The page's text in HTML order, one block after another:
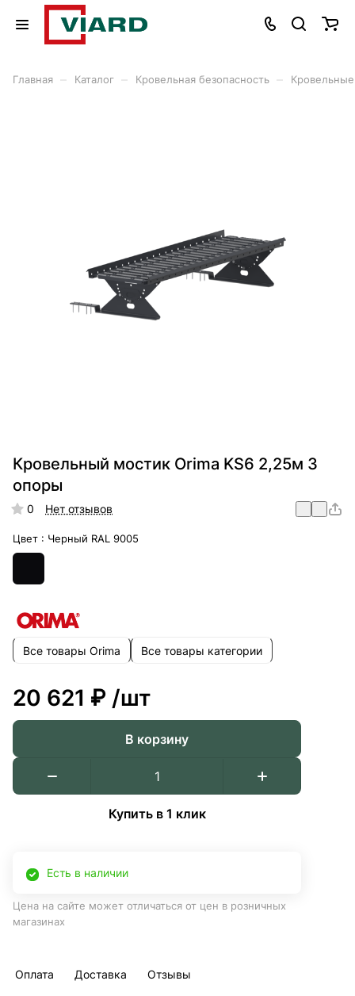
Главная Каталог Кровельная безопасность
Кровельный мостик Orima KS6 2,25м 3
опоры
0 Нет отзывов
Цвет : Черный RAL 9005
Все товары Orima Все товары категории
20 621 ₽ /шт
В корзину
Купить в 1 клик
Есть в наличии
Цена на сайте может отличаться от цен в розничных
магазинах
Оплата Доставка Отзывы